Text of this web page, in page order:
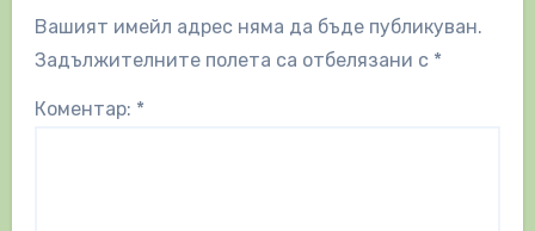
Вашият имейл адрес няма да бъде публикуван.
Задължителните полета са отбелязани с *
Коментар: *